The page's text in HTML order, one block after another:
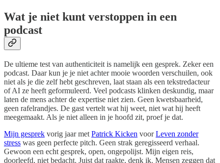
Wat je niet kunt verstoppen in een
podcast
De ultieme test van authenticiteit is namelijk een gesprek. Zeker een
podcast. Daar kun je je niet achter mooie woorden verschuilen, ook
niet als je die zelf hebt geschreven, laat staan als een tekstredacteur
of AI ze heeft geformuleerd. Veel podcasts klinken deskundig, maar
laten de mens achter de expertise niet zien. Geen kwetsbaarheid,
geen rafelrandjes. De gast vertelt wat hij weet, niet wat hij heeft
meegemaakt. Als je niet alleen in je hoofd zit, proef je dat.
Mijn gesprek vorig jaar met Patrick Kicken voorLeven zonder
stress was geen perfecte pitch. Geen strak geregisseerd verhaal.
Gewoon een echt gesprek, open, ongepolijst. Mijn eigen reis,
doorleefd, niet bedacht. Juist dat raakte, denk ik. Mensen zeggen dat